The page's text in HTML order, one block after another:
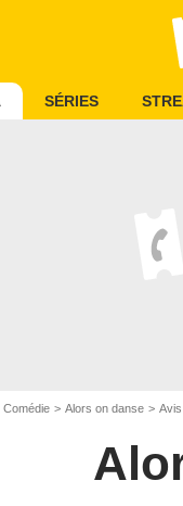
SÉRIES
Comédie Alors on danse